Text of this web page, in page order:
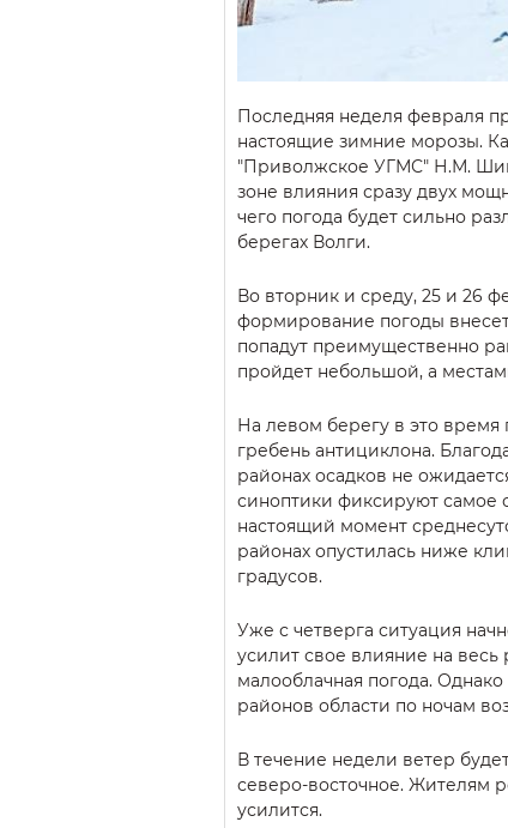
Последняя неделя февраля
настоящие зимние морозы.
"Приволжское УГМС" Н.М.
зоне влияния сразу двух
чего погода будет сильно
берегах Волги.
Во вторник и среду, 25 и 26
формирование погоды
попадут преимущественно
пройдет небольшой, а
На левом берегу в это время
гребень антициклона.
районах осадков не
синоптики фиксируют самое
настоящий момент
районах опустилась ниже
градусов.
Уже с четверга ситуация
усилит свое влияние на весь
малооблачная погода.
районов области по ночам
В течение недели ветер
северо-восточное. Жителям
усилится.